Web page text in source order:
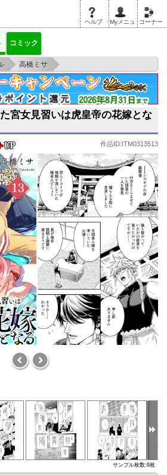
ヘルプ Myメニュ コーナー
コミック
> 高橋ミサ
>
習いは虎皇帝の花嫁となる 13
宮女見習いは虎皇帝の花嫁とな
作品ID:ITM0313513
サンプル枚数:6枚